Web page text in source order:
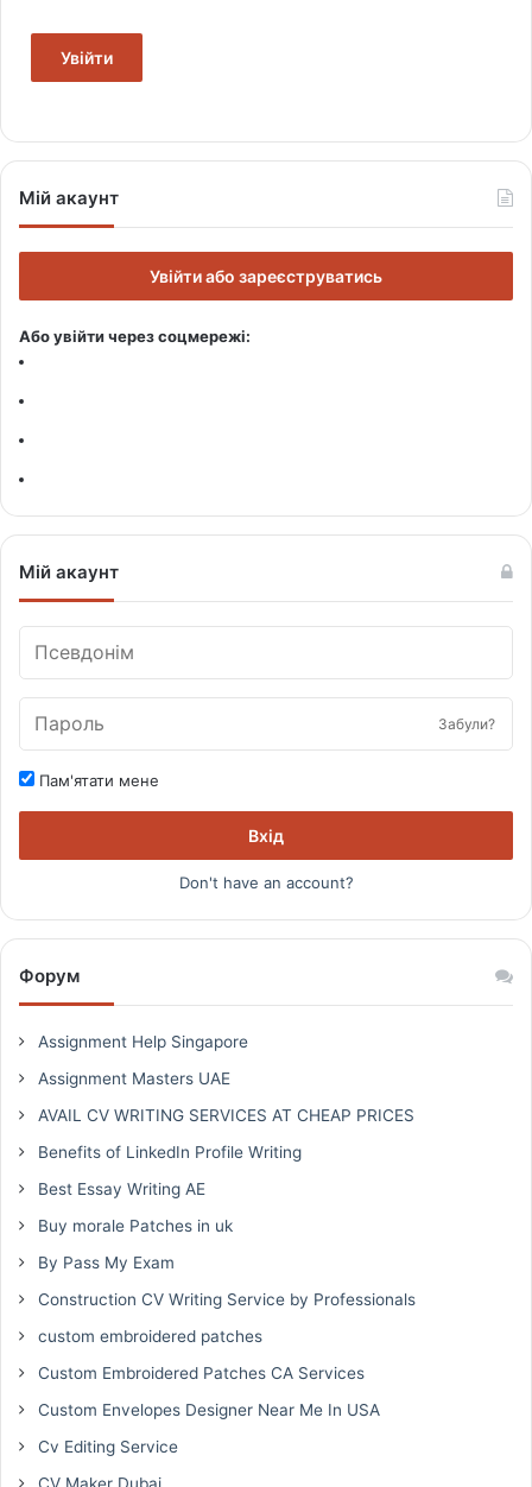
Увійти
Мій акаунт
Увійти або зареєструватись
Або увійти через соцмережі:
Мій акаунт
Забули?
Пам'ятати мене
Вхід
Don't have an account?
Форум
Assignment Help Singapore
Assignment Masters UAE
AVAIL CV WRITING SERVICES AT CHEAP PRICES
Benefits of LinkedIn Profile Writing
Best Essay Writing AE
Buy morale Patches in uk
By Pass My Exam
Construction CV Writing Service by Professionals
custom embroidered patches
Custom Embroidered Patches CA Services
Custom Envelopes Designer Near Me In USA
Cv Editing Service
CV Maker Dubai